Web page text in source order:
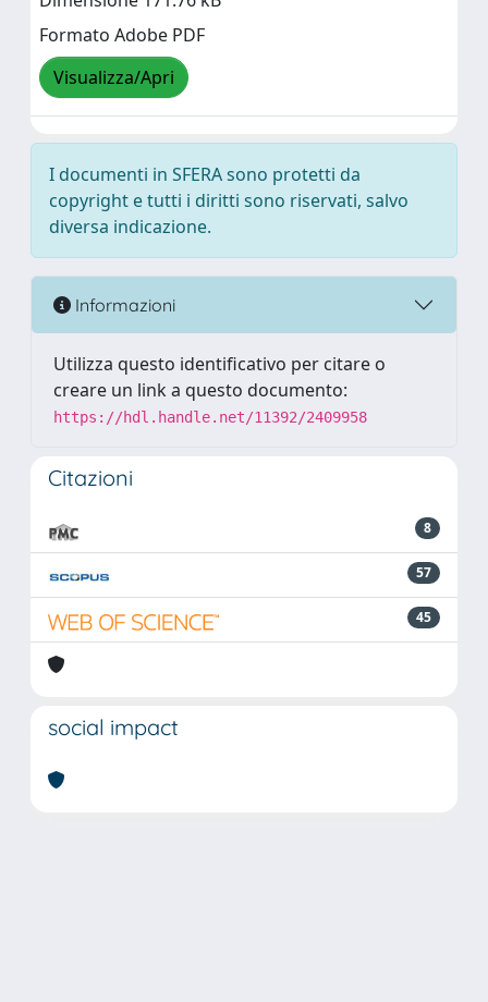
Formato Adobe PDF
Visualizza/Apri
I documenti in SFERA sono protetti da
copyright e tutti i diritti sono riservati, salvo
diversa indicazione.
Informazioni
Utilizza questo identificativo per citare o
creare un link a questo documento:
https://hdl.handle.net/11392/2409958
Citazioni
8
57
45
social impact